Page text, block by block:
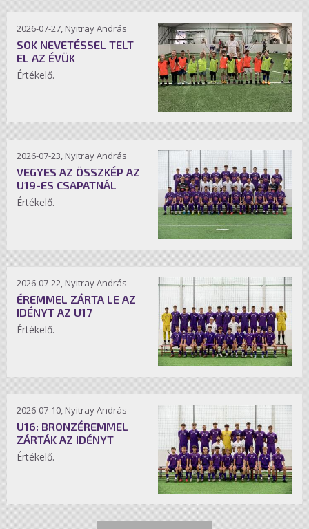
2026-07-27, Nyitray András
SOK NEVETÉSSEL TELT
EL AZ ÉVÜK
Értékelő.
2026-07-23, Nyitray András
VEGYES AZ ÖSSZKÉP AZ
U19-ES CSAPATNÁL
Értékelő.
2026-07-22, Nyitray András
ÉREMMEL ZÁRTA LE AZ
IDÉNYT AZ U17
Értékelő.
2026-07-10, Nyitray András
U16: BRONZÉREMMEL
ZÁRTÁK AZ IDÉNYT
Értékelő.